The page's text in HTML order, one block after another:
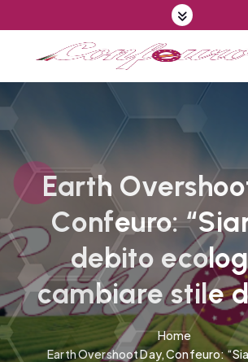
k
t
t
Earth
Confeuro:
debito
cambiare stile
Home
Earth Overshoot Day, Confeuro: